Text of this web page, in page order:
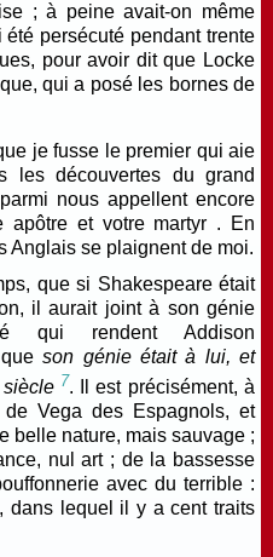
; à peine avait-on même
persécuté pendant trente
pour avoir dit que Locke
qui a posé les bornes de
je fusse le premier qui aie
les découvertes du grand
nous appellent encore
apôtre et votre martyr . En
Anglais se plaignent de moi.
que si Shakespeare était
il aurait joint à son génie
qui rendent Addison
queson génie était à lui, et
7.
Il est précisément, à
Vega des Espagnols, et
belle nature, mais sauvage ;
nul art ; de la bassesse
avec du terrible :
dans lequel il y a cent traits